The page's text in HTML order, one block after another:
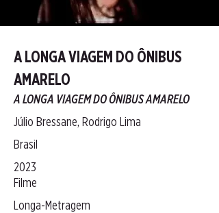
A LONGA VIAGEM DO ÔNIBUS
AMARELO
A LONGA VIAGEM DO ÔNIBUS AMARELO
Júlio Bressane, Rodrigo Lima
Brasil
2023
Filme
Longa-Metragem